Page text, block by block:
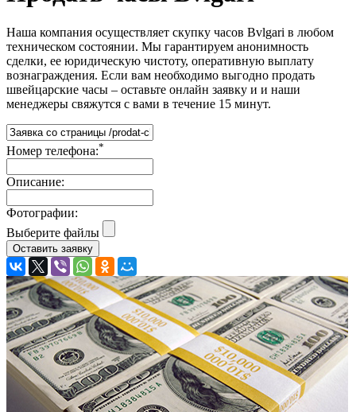
Наша компания осуществляет скупку часов Bvlgari в любом
техническом состоянии. Мы гарантируем анонимность
сделки, ее юридическую чистоту, оперативную выплату
вознаграждения. Если вам необходимо выгодно продать
швейцарские часы – оставьте онлайн заявку и и наши
менеджеры свяжутся с вами в течение 15 минут.
Номер телефона:*
Описание:
Фотографии:
Выберите файлы